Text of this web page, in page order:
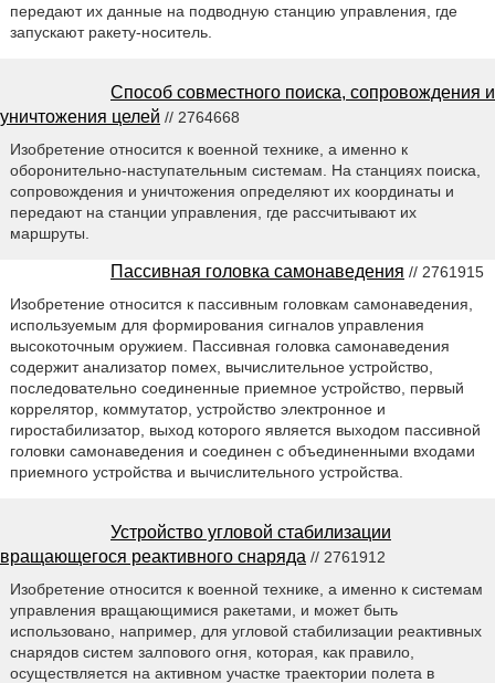
передают их данные на подводную станцию управления, где
запускают ракету-носитель.
Способ совместного поиска, сопровождения и
уничтожения целей // 2764668
Изобретение относится к военной технике, а именно к
оборонительно-наступательным системам. На станциях поиска,
сопровождения и уничтожения определяют их координаты и
передают на станции управления, где рассчитывают их
маршруты.
Пассивная головка самонаведения // 2761915
Изобретение относится к пассивным головкам самонаведения,
используемым для формирования сигналов управления
высокоточным оружием. Пассивная головка самонаведения
содержит анализатор помех, вычислительное устройство,
последовательно соединенные приемное устройство, первый
коррелятор, коммутатор, устройство электронное и
гиростабилизатор, выход которого является выходом пассивной
головки самонаведения и соединен с объединенными входами
приемного устройства и вычислительного устройства.
Устройство угловой стабилизации
вращающегося реактивного снаряда // 2761912
Изобретение относится к военной технике, а именно к системам
управления вращающимися ракетами, и может быть
использовано, например, для угловой стабилизации реактивных
снарядов систем залпового огня, которая, как правило,
осуществляется на активном участке траектории полета в